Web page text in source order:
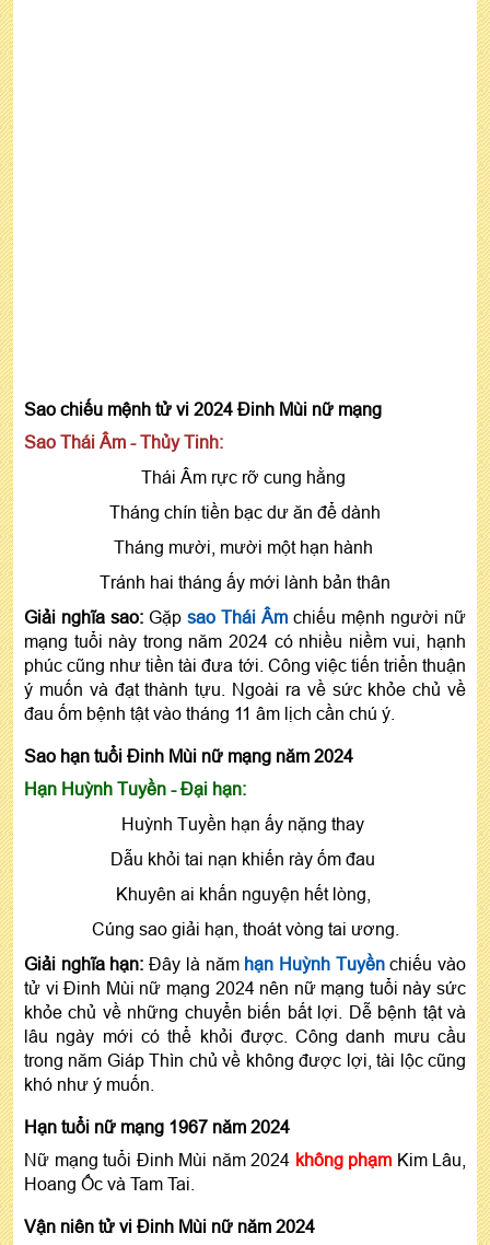
Sao chiếu mệnh tử vi 2024 Đinh Mùi nữ mạng
Sao Thái Âm - Thủy Tinh:
Thái Âm rực rỡ cung hằng
Tháng chín tiền bạc dư ăn để dành
Tháng mười, mười một hạn hành
Tránh hai tháng ấy mới lành bản thân
Giải nghĩa sao: Gặp sao Thái Âm chiếu mệnh người nữ
mạng tuổi này trong năm 2024 có nhiều niềm vui, hạnh
phúc cũng như tiền tài đưa tới. Công việc tiến triển thuận
ý muốn và đạt thành tựu. Ngoài ra về sức khỏe chủ về
đau ốm bệnh tật vào tháng 11 âm lịch cần chú ý.
Sao hạn tuổi Đinh Mùi nữ mạng năm 2024
Hạn Huỳnh Tuyền - Đại hạn:
Huỳnh Tuyền hạn ấy nặng thay
Dẫu khỏi tai nạn khiến rày ốm đau
Khuyên ai khấn nguyện hết lòng,
Cúng sao giải hạn, thoát vòng tai ương.
Giải nghĩa hạn: Đây là năm hạn Huỳnh Tuyềnchiếu vào
tử vi Đinh Mùi nữ mạng 2024 nên nữ mạng tuổi này sức
khỏe chủ về những chuyển biến bất lợi. Dễ bệnh tật và
lâu ngày mới có thể khỏi được. Công danh mưu cầu
trong năm Giáp Thìn chủ về không được lợi, tài lộc cũng
khó như ý muốn.
Hạn tuổi nữ mạng 1967 năm 2024
Nữ mạng tuổi Đinh Mùi năm 2024 không phạm Kim Lâu,
Hoang Ốc và Tam Tai.
Vận niên tử vi Đinh Mùi nữ năm 2024